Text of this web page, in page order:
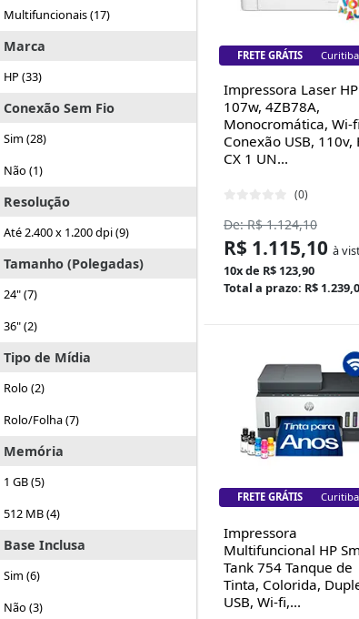
Multifuncionais (17)
Marca
HP (33)
Conexão Sem Fio
Sim (28)
Não (1)
Resolução
Até 2.400 x 1.200 dpi (9)
Tamanho (Polegadas)
24" (7)
36" (2)
Tipo de Mídia
Rolo (2)
Rolo/Folha (7)
Memória
1 GB (5)
512 MB (4)
Base Inclusa
Sim (6)
Não (3)
FRETE GRÁTIS
Impressora Laser HP
107w, 4ZB78A,
Monocromática, Wi-
Conexão USB, 110v,
CX 1 UN...
(0)
De: R$ 1.124,10
R$ 1.115,10 à
10x de R$ 123,90
Total a prazo: R$
FRETE GRÁTIS
Impressora
Multifuncional HP
Tank 754 Tanque de
Tinta, Colorida,
USB, Wi-fi,...